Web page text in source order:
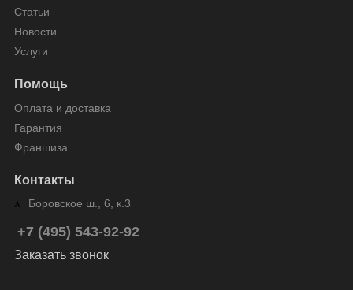
Статьи
Новости
Услуги
Помощь
Оплата и доставка
Гарантия
Франшиза
Контакты
Боровское ш., 6, к.3
+7 (495) 543-92-92
Заказать звонок